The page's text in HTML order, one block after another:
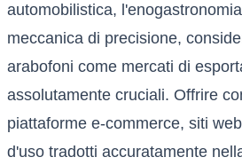
automobilistica,
meccanica di precisione,
arabofoni come mercati di
assolutamente cruciali. Offrire
piattaforme e-commerce, siti
d'uso tradotti accuratamente